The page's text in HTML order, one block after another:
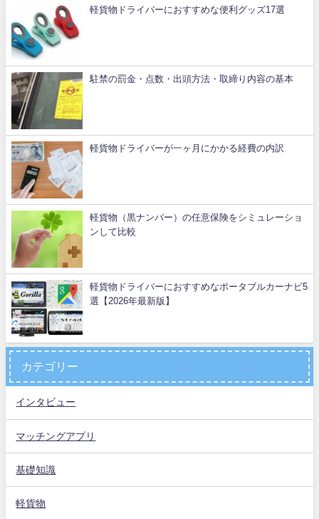
軽貨物ドライバーにおすすめな便利グッズ17選
駐禁の罰金・点数・出頭方法・取締り内容の基本
軽貨物ドライバーが一ヶ月にかかる経費の内訳
軽貨物（黒ナンバー）の任意保険をシミュレーショ
ンして比較
軽貨物ドライバーにおすすめなポータブルカーナビ5
選【2026年最新版】
カテゴリー
インタビュー
マッチングアプリ
基礎知識
軽貨物